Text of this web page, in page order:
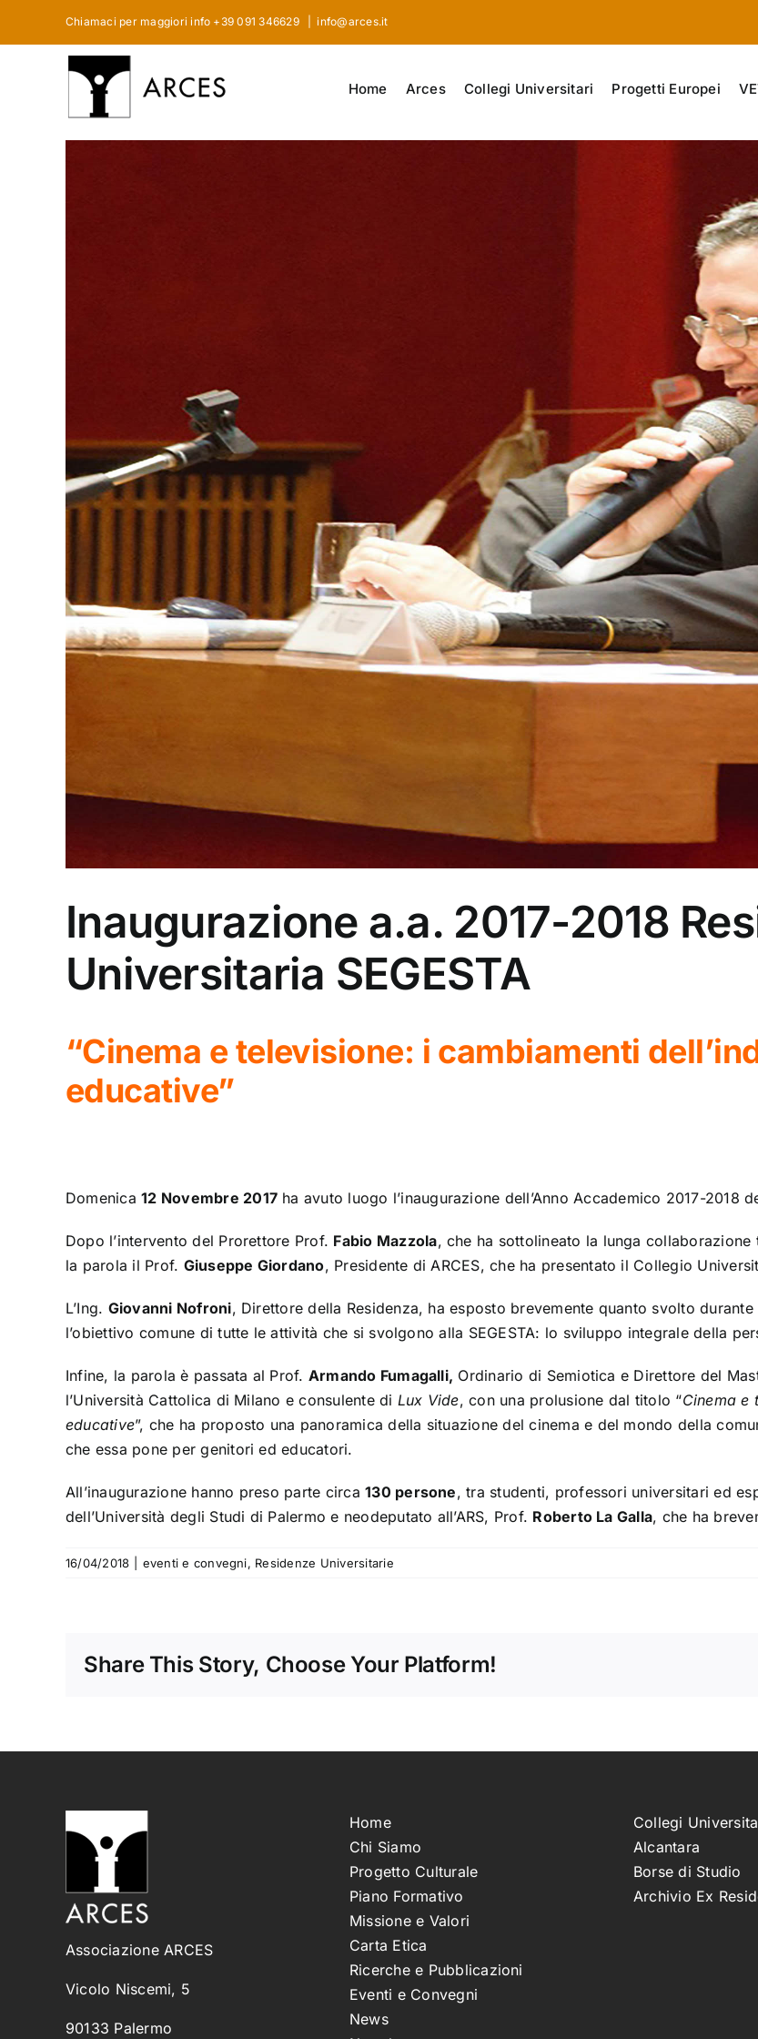
Chiamaci per maggiori info +39 091 346629 info@arces.it
Home Arces Collegi Universitari Progetti Europei
Inaugurazione a.a. 2017-2018
Universitaria SEGESTA
“Cinema e televisione: i cambiamenti
educative”
Domenica12 Novembre 2017 ha avuto luogo l’inaugurazione dell’Anno Accademico 2017-2018
Dopo l’intervento del Prorettore Prof. Fabio Mazzola, che ha sottolineato la lunga collaborazione
la parola il Prof. Giuseppe Giordano, Presidente di ARCES, che ha presentato il Collegio
L’Ing. Giovanni Nofroni, Direttore della Residenza, ha esposto brevemente quanto svolto
l’obiettivo comune di tutte le attività che si svolgono alla SEGESTA: lo sviluppo integrale della
Infine, la parola è passata al Prof. Armando Fumagalli, Ordinario di Semiotica e Direttore del
l’Università Cattolica di Milano e consulente di Lux Vide, con una prolusione dal titolo “Cinema e
educative”, che ha proposto una panoramica della situazione del cinema e del mondo della
che essa pone per genitori ed educatori.
All’inaugurazione hanno preso parte circa130 persone, tra studenti, professori universitari ed
dell’Università degli Studi di Palermo e neodeputato all’ARS, Prof. Roberto La Galla, che ha
16/04/2018 eventi e convegni, Residenze Universitarie
Share This Story, Choose Your Platform!
Associazione ARCES
Vicolo Niscemi, 5
90133 Palermo
Home
Chi Siamo
Progetto Culturale
Piano Formativo
Missione e Valori
Carta Etica
Ricerche e Pubblicazioni
Eventi e Convegni
News
Collegi
Alcantara
Borse di Studio
Archivio Ex